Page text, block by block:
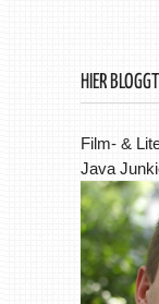
HIER
Film- &
Java